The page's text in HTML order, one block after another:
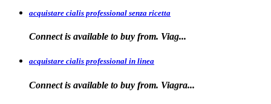
acquistare cialis professional senza ricetta
Connect is available to buy from. Viag...
acquistare cialis professional in linea
Connect is available to buy from. Viagra...